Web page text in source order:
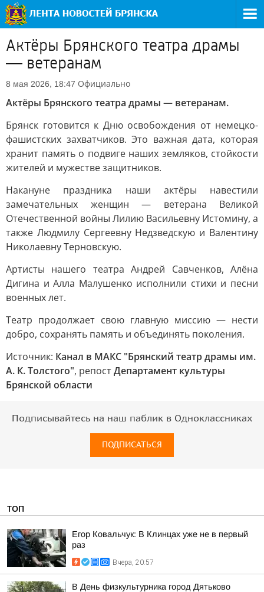
Актёры Брянского театра драмы
— ветеранам
8 мая 2026, 18:47 Официально
Актёры Брянского театра драмы — ветеранам.
Брянск готовится к Дню освобождения от немецко-
фашистских захватчиков. Это важная дата, которая
хранит память о подвиге наших земляков, стойкости
жителей и мужестве защитников.
Накануне праздника наши актёры навестили
замечательных женщин — ветерана Великой
Отечественной войны Лилию Васильевну Истомину, а
также Людмилу Сергеевну Недзведскую и Валентину
Николаевну Терновскую.
Артисты нашего театра Андрей Савченков, Алёна
Дигина и Алла Малушенко исполнили стихи и песни
военных лет.
Театр продолжает свою главную миссию — нести
добро, сохранять память и объединять поколения.
Источник: Канал в МАКС "Брянский театр драмы им.
А. К. Толстого", репостДепартамент культуры
Брянской области
Подписывайтесь на наш паблик в Одноклассниках
ПОДПИСАТЬСЯ
ТОП
Егор Ковальчук: В Клинцах уже не в первый
раз
Вчера, 20:57
В День физкультурника город Дятьково